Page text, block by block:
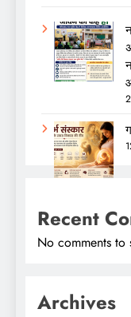
Recent
No comments to
Archives